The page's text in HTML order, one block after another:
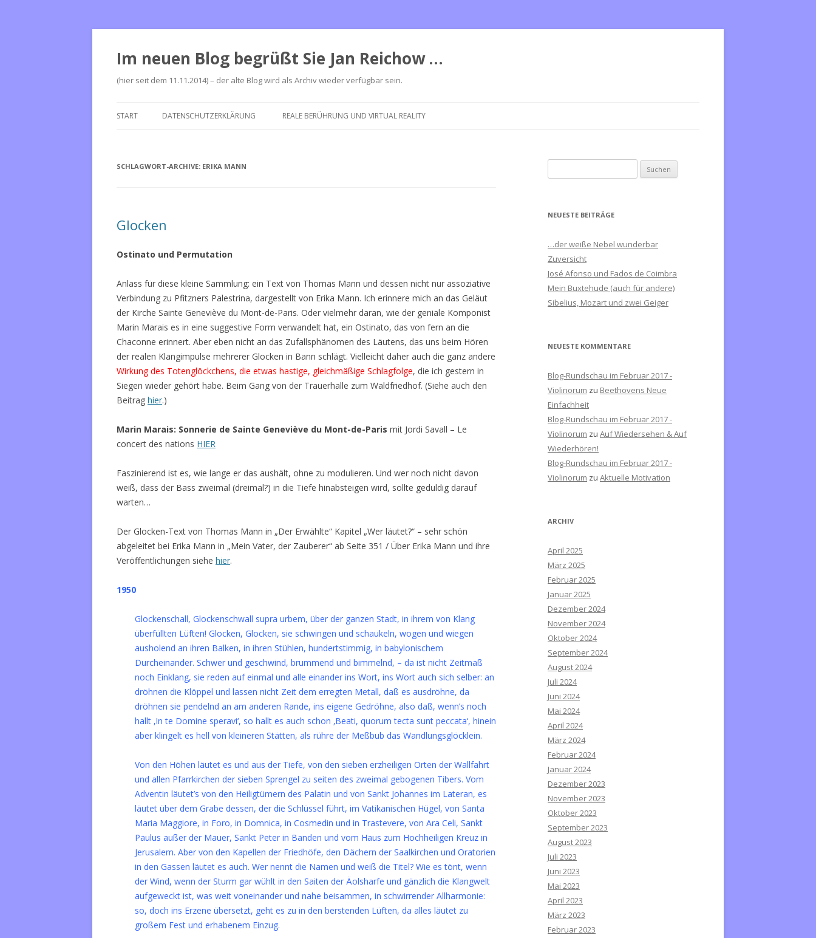
Im neuen Blog begrüßt Sie Jan Reichow …
(hier seit dem 11.11.2014) – der alte Blog wird als Archiv wieder verfügbar sein.
Inhalt
START DATENSCHUTZERKLÄRUNG REALE BERÜHRUNG UND VIRTUAL REALITY
SCHLAGWORT-ARCHIVE: ERIKA MANN
Glocken
Ostinato und Permutation
Anlass für diese kleine Sammlung: ein Text von Thomas Mann und dessen nicht nur assoziative
Verbindung zu Pfitzners Palestrina, dargestellt von Erika Mann. Ich erinnere mich an das Geläut
der Kirche Sainte Geneviève du Mont-de-Paris. Oder vielmehr daran, wie der geniale Komponist
Marin Marais es in eine suggestive Form verwandelt hat, ein Ostinato, das von fern an die
Chaconne erinnert. Aber eben nicht an das Zufallsphänomen des Läutens, das uns beim Hören
der realen Klangimpulse mehrerer Glocken in Bann schlägt. Vielleicht daher auch die ganz andere
Wirkung des Totenglöckchens, die etwas hastige, gleichmäßige Schlagfolge, die ich gestern in
Siegen wieder gehört habe. Beim Gang von der Trauerhalle zum Waldfriedhof. (Siehe auch den
Beitrag hier.)
Marin Marais: Sonnerie de Sainte Geneviève du Mont-de-Paris mit Jordi Savall – Le
concert des nations HIER
Faszinierend ist es, wie lange er das aushält, ohne zu modulieren. Und wer noch nicht davon
weiß, dass der Bass zweimal (dreimal?) in die Tiefe hinabsteigen wird, sollte geduldig darauf
warten…
Der Glocken-Text von Thomas Mann in „Der Erwählte“ Kapitel „Wer läutet?“ – sehr schön
abgeleitet bei Erika Mann in „Mein Vater, der Zauberer“ ab Seite 351 / Über Erika Mann und ihre
Veröffentlichungen siehe hier.
1950
Glockenschall, Glockenschwall supra urbem, über der ganzen Stadt, in ihrem von Klang
überfüllten Lüften! Glocken, Glocken, sie schwingen und schaukeln, wogen und wiegen
ausholend an ihren Balken, in ihren Stühlen, hundertstimmig, in babylonischem
Durcheinander. Schwer und geschwind, brummend und bimmelnd, – da ist nicht Zeitmaß
noch Einklang, sie reden auf einmal und alle einander ins Wort, ins Wort auch sich selber: an
dröhnen die Klöppel und lassen nicht Zeit dem erregten Metall, daß es ausdröhne, da
dröhnen sie pendelnd an am anderen Rande, ins eigene Gedröhne, also daß, wenn’s noch
hallt ‚In te Domine speravi‘, so hallt es auch schon ‚Beati, quorum tecta sunt peccata‘, hinein
aber klingelt es hell von kleineren Stätten, als rühre der Meßbub das Wandlungsglöcklein.
Von den Höhen läutet es und aus der Tiefe, von den sieben erzheiligen Orten der Wallfahrt
und allen Pfarrkirchen der sieben Sprengel zu seiten des zweimal gebogenen Tibers. Vom
Adventin läutet’s von den Heiligtümern des Palatin und von Sankt Johannes im Lateran, es
läutet über dem Grabe dessen, der die Schlüssel führt, im Vatikanischen Hügel, von Santa
Maria Maggiore, in Foro, in Domnica, in Cosmedin und in Trastevere, von Ara Celi, Sankt
Paulus außer der Mauer, Sankt Peter in Banden und vom Haus zum Hochheiligen Kreuz in
Jerusalem. Aber von den Kapellen der Friedhöfe, den Dächern der Saalkirchen und Oratorien
in den Gassen läutet es auch. Wer nennt die Namen und weiß die Titel? Wie es tönt, wenn
der Wind, wenn der Sturm gar wühlt in den Saiten der Äolsharfe und gänzlich die Klangwelt
aufgeweckt ist, was weit voneinander und nahe beisammen, in schwirrender Allharmonie:
so, doch ins Erzene übersetzt, geht es zu in den berstenden Lüften, da alles läutet zu
großem Fest und erhabenem Einzug.
u
h
n
a
c
h
NEUESTE BEITRÄGE
…der weiße Nebel wunderbar
Zuversicht
José Afonso und Fados de Coimbra
Mein Buxtehude (auch für andere)
Sibelius, Mozart und zwei Geiger
NEUESTE KOMMENTARE
Blog-Rundschau im Februar 2017 -
Violinorum zu Beethovens Neue
Einfachheit
Blog-Rundschau im Februar 2017 -
Violinorum zu Auf Wiedersehen & Auf
Wiederhören!
Blog-Rundschau im Februar 2017 -
Violinorum zu Aktuelle Motivation
ARCHIV
April 2025
März 2025
Februar 2025
Januar 2025
Dezember 2024
November 2024
Oktober 2024
September 2024
August 2024
Juli 2024
Juni 2024
Mai 2024
April 2024
März 2024
Februar 2024
Januar 2024
Dezember 2023
November 2023
Oktober 2023
September 2023
August 2023
Juli 2023
Juni 2023
Mai 2023
April 2023
März 2023
Februar 2023